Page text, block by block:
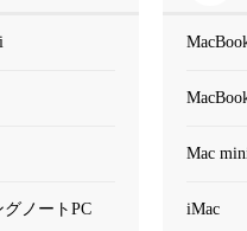
ノートPC
Mac
iMac